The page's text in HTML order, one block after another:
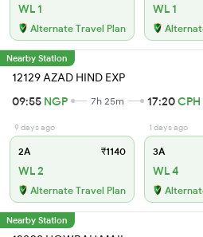
WL 1
Alternate Travel Plan
WL 1
Nearby Station
12129 AZAD HIND EXP
09:55 NGP 7h 25m 17:20CPH
9 days ago
2A ₹1140
WL 2
Alternate Travel Plan
1 days ago
3A
WL 4
Nearby Station